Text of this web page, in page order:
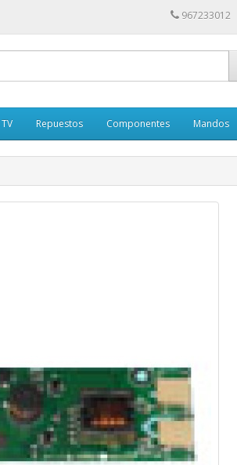
967233012
Repuestos Componentes Mandos